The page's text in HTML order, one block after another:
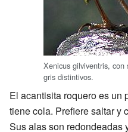
Xenicus gilviventris,
gris distintivos.
El acantisita roquero es un
tiene cola. Prefiere saltar y
Sus alas son redondeadas